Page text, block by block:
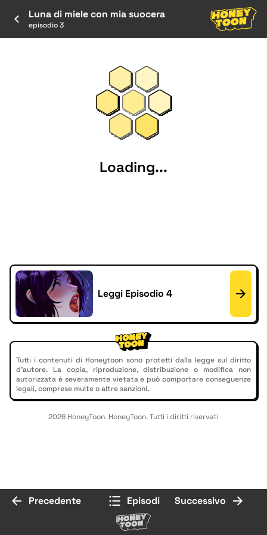
Luna di miele con mia suocera
episodio 3
Loading...
Leggi Episodio 4
Tutti i contenuti di Honeytoon sono protetti dalla legge sul diritto
d'autore. La copia, riproduzione, distribuzione o modifica non
autorizzata è severamente vietata e può comportare conseguenze
legali, comprese multe o altre sanzioni.
2026 HoneyToon. HoneyToon. Tutti i diritti riservati
Precedente Episodi Successivo